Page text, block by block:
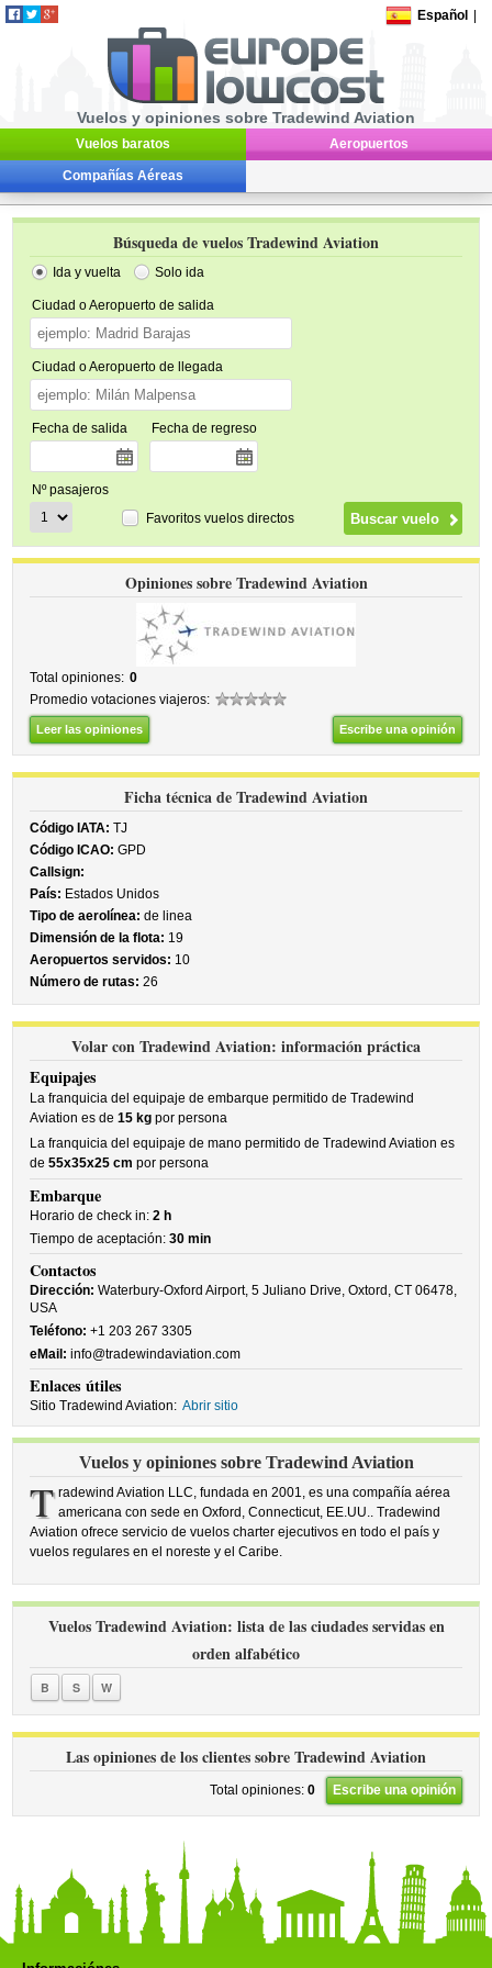
Español
Vuelos y opiniones sobre Tradewind Aviation
Vuelos baratos Aeropuertos
Compañías Aéreas
Búsqueda de vuelos Tradewind Aviation
Ida y vuelta Solo ida
Ciudad o Aeropuerto de salida
Ciudad o Aeropuerto de llegada
Fecha de salida Fecha de regreso
Nº pasajeros
Favoritos vuelos directos
Opiniones sobre Tradewind Aviation
Total opiniones: 0
Promedio votaciones viajeros:
Leer las opiniones Escribe una opinión
Ficha técnica de Tradewind Aviation
Código IATA: TJ
Código ICAO: GPD
Callsign:
País: Estados Unidos
Tipo de aerolínea: de linea
Dimensión de la flota: 19
Aeropuertos servidos: 10
Número de rutas: 26
Volar con Tradewind Aviation: información práctica
Equipajes
La franquicia del equipaje de embarque permitido de Tradewind
Aviation es de15 kg por persona
La franquicia del equipaje de mano permitido de Tradewind Aviation es
de55x35x25 cm por persona
Embarque
Horario de check in:2 h
Tiempo de aceptación:30 min
Contactos
Dirección: Waterbury-Oxford Airport, 5 Juliano Drive, Oxtord, CT 06478,
USA
Teléfono: +1 203 267 3305
eMail: info@tradewindaviation.com
Enlaces útiles
Sitio Tradewind Aviation: Abrir sitio
Vuelos y opiniones sobre Tradewind Aviation
T radewind Aviation LLC, fundada en 2001, es una compañía aérea
americana con sede en Oxford, Connecticut, EE.UU.. Tradewind
Aviation ofrece servicio de vuelos charter ejecutivos en todo el país y
vuelos regulares en el noreste y el Caribe.
Vuelos Tradewind Aviation: lista de las ciudades servidas en
orden alfabético
B S W
Las opiniones de los clientes sobre Tradewind Aviation
Total opiniones: 0 Escribe una opinión